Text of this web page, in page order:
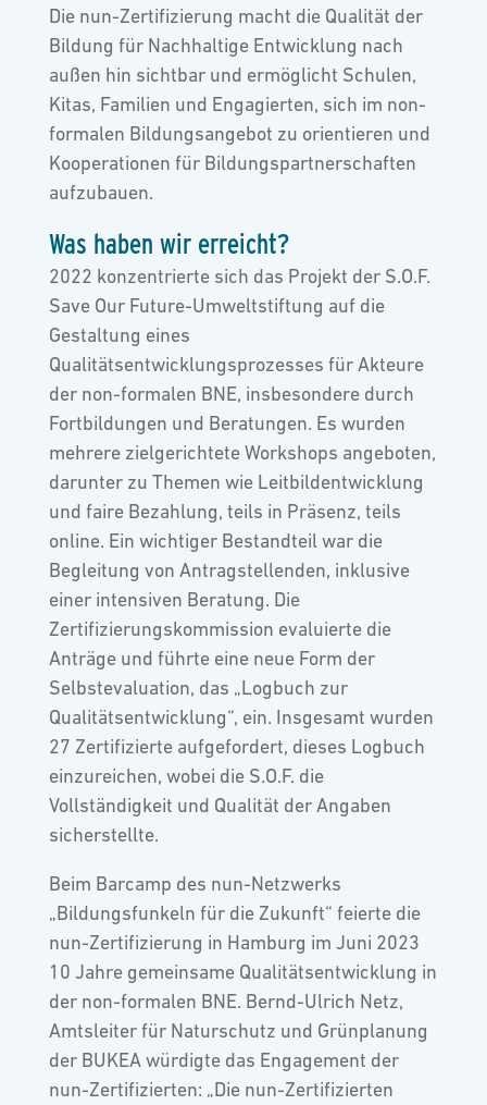
Die nun-Zertifizierung macht die Qualität der
Bildung für Nachhaltige Entwicklung nach
außen hin sichtbar und ermöglicht Schulen,
Kitas, Familien und Engagierten, sich im non-
formalen Bildungsangebot zu orientieren und
Kooperationen für Bildungspartnerschaften
aufzubauen.
Was haben wir erreicht?
2022 konzentrierte sich das Projekt der S.O.F.
Save Our Future-Umweltstiftung auf die
Gestaltung eines
Qualitätsentwicklungsprozesses für Akteure
der non-formalen BNE, insbesondere durch
Fortbildungen und Beratungen. Es wurden
mehrere zielgerichtete Workshops angeboten,
darunter zu Themen wie Leitbildentwicklung
und faire Bezahlung, teils in Präsenz, teils
online. Ein wichtiger Bestandteil war die
Begleitung von Antragstellenden, inklusive
einer intensiven Beratung. Die
Zertifizierungskommission evaluierte die
Anträge und führte eine neue Form der
Selbstevaluation, das „Logbuch zur
Qualitätsentwicklung“, ein. Insgesamt wurden
27 Zertifizierte aufgefordert, dieses Logbuch
einzureichen, wobei die S.O.F. die
Vollständigkeit und Qualität der Angaben
sicherstellte.
Beim Barcamp des nun-Netzwerks
„Bildungsfunkeln für die Zukunft“ feierte die
nun-Zertifizierung in Hamburg im Juni 2023
10 Jahre gemeinsame Qualitätsentwicklung in
der non-formalen BNE. Bernd-Ulrich Netz,
Amtsleiter für Naturschutz und Grünplanung
der BUKEA würdigte das Engagement der
nun-Zertifizierten: „Die nun-Zertifizierten